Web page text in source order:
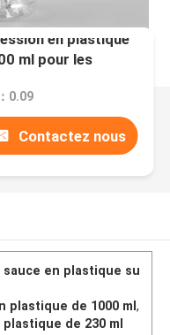
en plastique
ml pour les
0.09
Contactez nous
en plastique su
plastique de 1000 ml,
de 230 ml